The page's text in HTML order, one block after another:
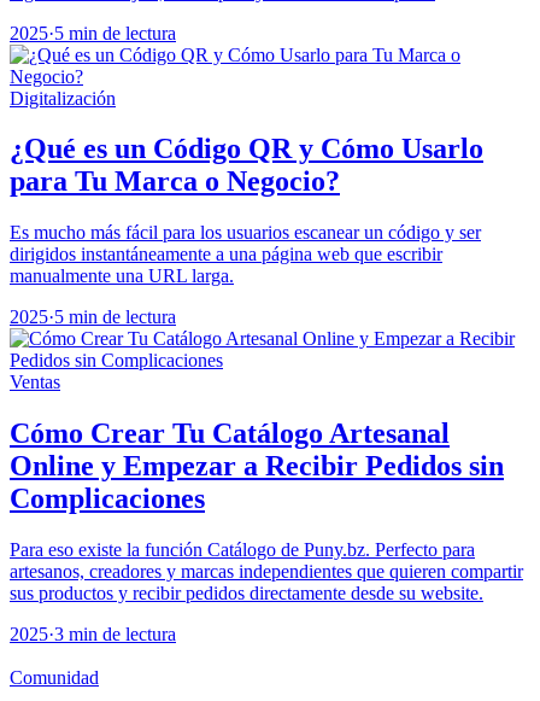
2025·5 min de lectura
Digitalización
¿Qué es un Código QR y Cómo Usarlo
para Tu Marca o Negocio?
Es mucho más fácil para los usuarios escanear un código y ser
dirigidos instantáneamente a una página web que escribir
manualmente una URL larga.
2025·5 min de lectura
Ventas
Cómo Crear Tu Catálogo Artesanal
Online y Empezar a Recibir Pedidos sin
Complicaciones
Para eso existe la función Catálogo de Puny.bz. Perfecto para
artesanos, creadores y marcas independientes que quieren compartir
sus productos y recibir pedidos directamente desde su website.
2025·3 min de lectura
Comunidad